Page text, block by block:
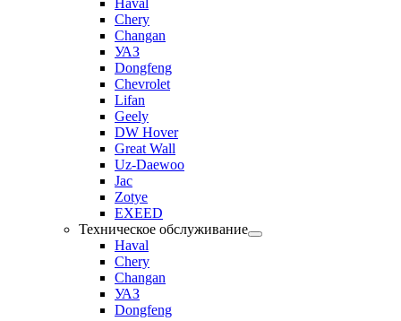
Haval
Chery
Changan
УАЗ
Dongfeng
Chevrolet
Lifan
Geely
DW Hover
Great Wall
Uz-Daewoo
Jac
Zotye
EXEED
Техническое обслуживание
Haval
Chery
Changan
УАЗ
Dongfeng